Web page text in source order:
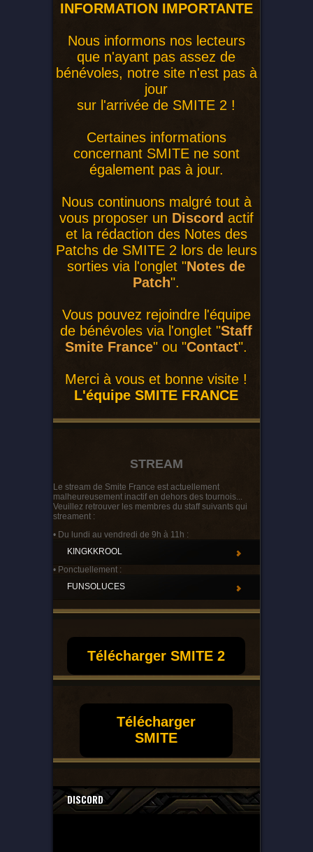
INFORMATION IMPORTANTE
Nous informons nos lecteurs
que n'ayant pas assez de
bénévoles, notre site n'est pas à
jour
sur l'arrivée de SMITE 2 !
Certaines informations
concernant SMITE ne sont
également pas à jour.
Nous continuons malgré tout à
vous proposer un Discord actif
et la rédaction des Notes des
Patchs de SMITE 2 lors de leurs
sorties via l'onglet "Notes de
Patch".
Vous pouvez rejoindre l'équipe
de bénévoles via l'onglet "Staff
Smite France" ou "Contact".
Merci à vous et bonne visite !
L'équipe SMITE FRANCE
STREAM
Le stream de Smite France est actuellement
malheureusement inactif en dehors des tournois...
Veuillez retrouver les membres du staff suivants qui
streament :
• Du lundi au vendredi de 9h à 11h :
KINGKKROOL
• Ponctuellement :
FUNSOLUCES
Télécharger SMITE 2
Télécharger
SMITE
DISCORD